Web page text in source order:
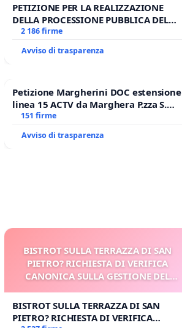
PETIZIONE PER LA REALIZZAZIONE
DELLA PROCESSIONE PUBBLICA DEL
CORPUS DOMINI A MILANO
2 186 firme
Avviso di trasparenza
Petizione Margherini DOC estensione
linea 15 ACTV da Marghera P.zza S.
Antonio all'aeroporto Marco Polo
151 firme
Avviso di trasparenza
BISTROT SULLA TERRAZZA DI SAN
PIETRO? RICHIESTA DI VERIFICA
CANONICA SULLA GESTIONE DEL
BISTROT SULLA TERRAZZA DI SAN
PIETRO? RICHIESTA DI VERIFICA